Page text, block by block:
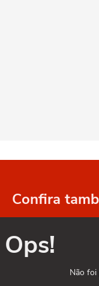
Confira
Ops!
Não